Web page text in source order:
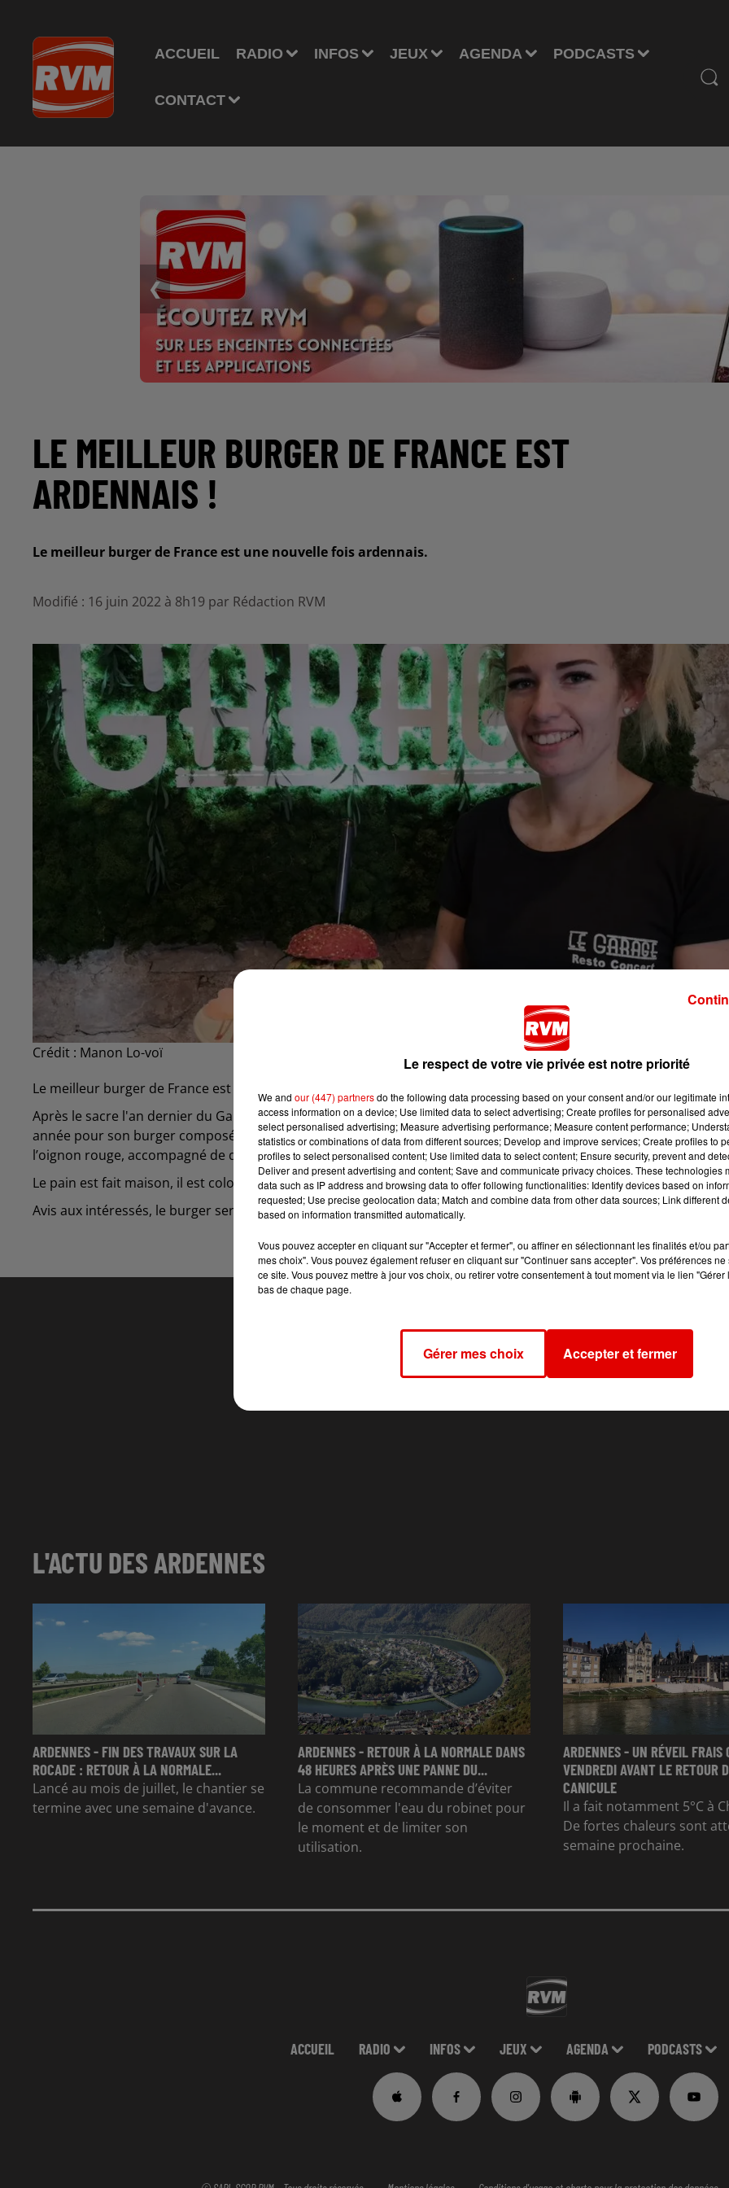
ACCUEIL RADIO INFOS JEUX AGENDA PODCASTS
CONTACT
❮
LE MEILLEUR BURGER DE FRANCE EST
ARDENNAIS !
Le meilleur burger de France est une nouvelle fois ardennais.
Modifié : 16 juin 2022 à 8h19 par Rédaction RVM
Crédit : Manon Lo-voï
Le meilleur burger de France est une nouvelle fois ardennais.
Après le sacre l'an dernier du Galion, c'est le restaurant "Le Garage" de Charleville qui a reçu le titre national cette
année pour son burger composé de produits locaux, soit un steak français, du lard émincé, de la ciboulette, de
l’oignon rouge, accompagné de quelques légumes et du fromage ardennais.
Le pain est fait maison, il est coloré en rose grâce à du jus de betteraves.
Avis aux intéressés, le burger sera mis à la carte du restaurant carolo à partir de mardi prochain.
L'ACTU DES ARDENNES
ARDENNES - FIN DES TRAVAUX SUR LA
ROCADE : RETOUR À LA NORMALE...
Lancé au mois de juillet, le chantier se
termine avec une semaine d'avance.
ARDENNES - RETOUR À LA NORMALE DANS
48 HEURES APRÈS UNE PANNE DU...
La commune recommande d’éviter
de consommer l'eau du robinet pour
le moment et de limiter son
utilisation.
ARDENNES - UN RÉVEIL FRAIS
VENDREDI AVANT LE RETOUR
CANICULE
Il a fait notamment 5°C à
De fortes chaleurs sont
semaine prochaine.
ACCUEIL RADIO INFOS JEUX AGENDA PODCASTS
Le respect de votre vie privée est notre priorité
We and our (447) partnersdo the following data processing based on your consent and/or our legitimate
access information on a device; Use limited data to select advertising; Create profiles for personalised
select personalised advertising; Measure advertising performance; Measure content performance;
statistics or combinations of data from different sources; Develop and improve services; Create profiles to
profiles to select personalised content; Use limited data to select content; Ensure security, prevent and
Deliver and present advertising and content; Save and communicate privacy choices. These technologies
data such as IP address and browsing data to offer following functionalities: Identify devices based on
requested; Use precise geolocation data; Match and combine data from other data sources; Link different
based on information transmitted automatically.
Vous pouvez accepter en cliquant sur "Accepter et fermer", ou affiner en sélectionnant les finalités et/ou
mes choix". Vous pouvez également refuser en cliquant sur "Continuer sans accepter". Vos préférences
ce site. Vous pouvez mettre à jour vos choix, ou retirer votre consentement à tout moment via le lien
bas de chaque page.
Gérer mes choix Accepter et fermer